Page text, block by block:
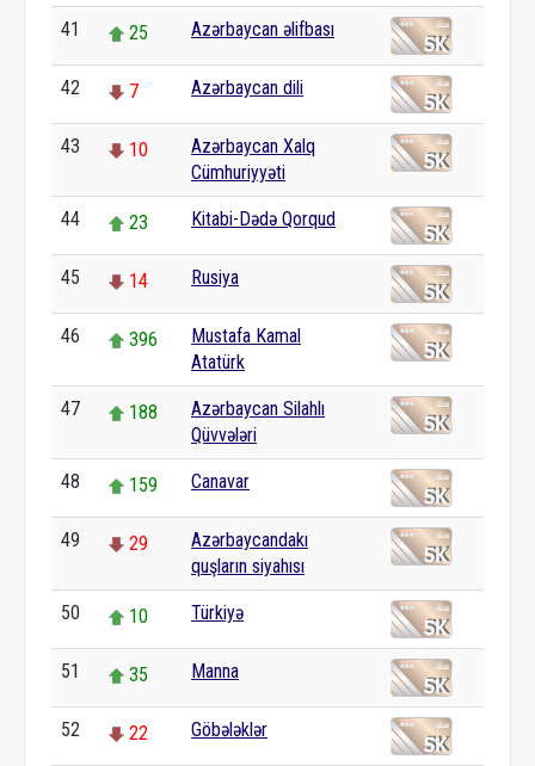
41 25 Azərbaycan əlifbası
42 7 Azərbaycan dili
43 10
Azərbaycan Xalq
Cümhuriyyəti
44 23 Kitabi-Dədə Qorqud
45 14 Rusiya
46 396
Mustafa Kamal
Atatürk
47 188
Azərbaycan Silahlı
Qüvvələri
48 159 Canavar
49 29
Azərbaycandakı
quşların siyahısı
50 10 Türkiyə
51 35 Manna
52 22 Göbələklər